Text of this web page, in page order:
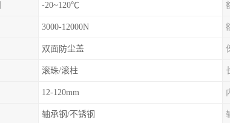
-20~120℃
3000-12000N
双面防尘盖
滚珠/滚柱
12-120mm
轴承钢/不锈钢